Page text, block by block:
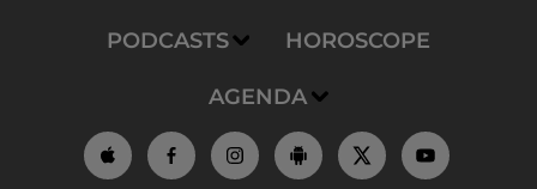
PODCASTS HOROSCOPE
AGENDA